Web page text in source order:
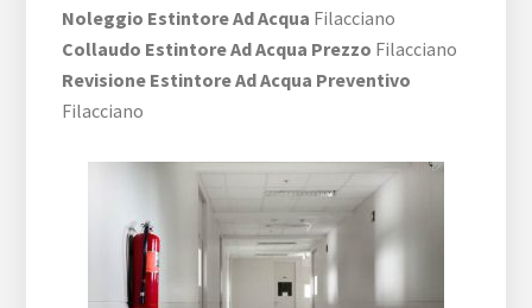
Noleggio Estintore Ad Acqua Filacciano
Collaudo Estintore Ad Acqua Prezzo Filacciano
Revisione Estintore Ad Acqua Preventivo
Filacciano